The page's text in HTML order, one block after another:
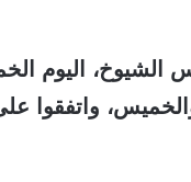
الشيوخ، اليوم
والخميس، واتفقوا